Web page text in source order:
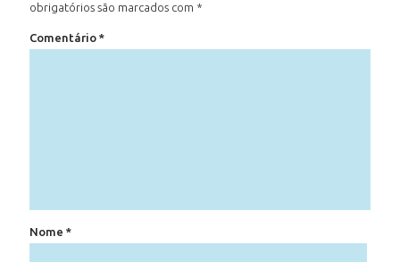
obrigatórios são marcados com *
Comentário *
Nome *